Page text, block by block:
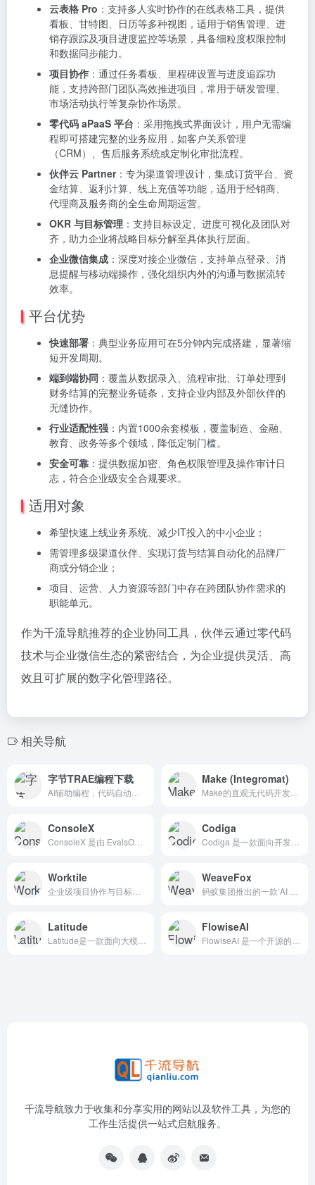
云表格 Pro ：支持多人实时协作的在线表格工具，提供
看板、甘特图、日历等多种视图，适用于销售管理、进
销存跟踪及项目进度监控等场景，具备细粒度权限控制
和数据同步能力。
项目协作 ：通过任务看板、里程碑设置与进度追踪功
能，支持跨部门团队高效推进项目，常用于研发管理、
市场活动执行等复杂协作场景。
零代码 aPaaS 平台 ：采用拖拽式界面设计，用户无需编
程即可搭建完整的业务应用，如客户关系管理
（CRM）、售后服务系统或定制化审批流程。
伙伴云 Partner：专为渠道管理设计，集成订货平台、资
金结算、返利计算、线上充值等功能，适用于经销商、
代理商及服务商的全生命周期运营。
OKR 与目标管理 ：支持目标设定、进度可视化及团队对
齐，助力企业将战略目标分解至具体执行层面。
企业微信集成 ：深度对接企业微信，支持单点登录、消
息提醒与移动端操作，强化组织内外的沟通与数据流转
效率。
平台优势
快速部署 ：典型业务应用可在5分钟内完成搭建，显著缩
短开发周期。
端到端协同 ：覆盖从数据录入、流程审批、订单处理到
财务结算的完整业务链条，支持企业内部及外部伙伴的
无缝协作。
行业适配性强 ：内置1000余套模板，覆盖制造、金融、
教育、政务等多个领域，降低定制门槛。
安全可靠 ：提供数据加密、角色权限管理及操作审计日
志，符合企业级安全合规要求。
适用对象
希望快速上线业务系统、减少IT投入的中小企业；
需管理多级渠道伙伴、实现订货与结算自动化的品牌厂
商或分销企业；
项目、运营、人力资源等部门中存在跨团队协作需求的
职能单元。
作为千流导航推荐的企业协同工具，伙伴云通过零代码
技术与企业微信生态的紧密结合，为企业提供灵活、高
效且可扩展的数字化管理路径。
相关导航
字节TRAE编程下载 Make (Integromat)
ConsoleX Codiga
Worktile WeaveFox
Latitude FlowiseAI
千流导航致力于收集和分享实用的网站以及软件工具，为您的
工作生活提供一站式启航服务。